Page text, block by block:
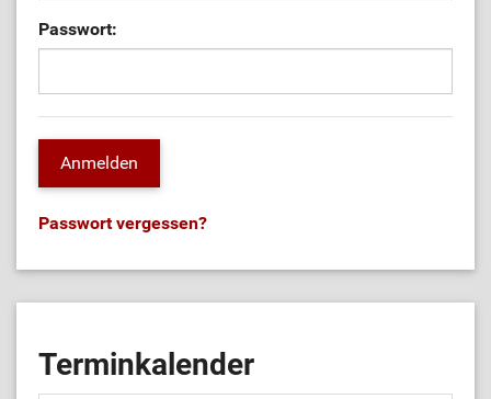
Passwort:
Passwort vergessen?
Terminkalender